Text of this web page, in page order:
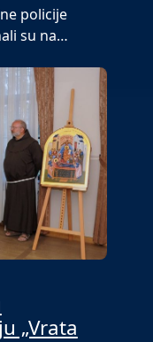
policije
su na…
„Vrata